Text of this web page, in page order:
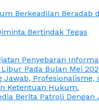
Berkeadilan Beradab
Bertindak Tegas
Penyebaran
Pada Bulan Mei
Jawab, Profesionalisme,
Ketentuan Hukum.
Berita Patroli Dengan